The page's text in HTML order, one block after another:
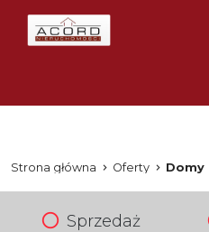
Strona główna Oferty Domy
Sprzedaż